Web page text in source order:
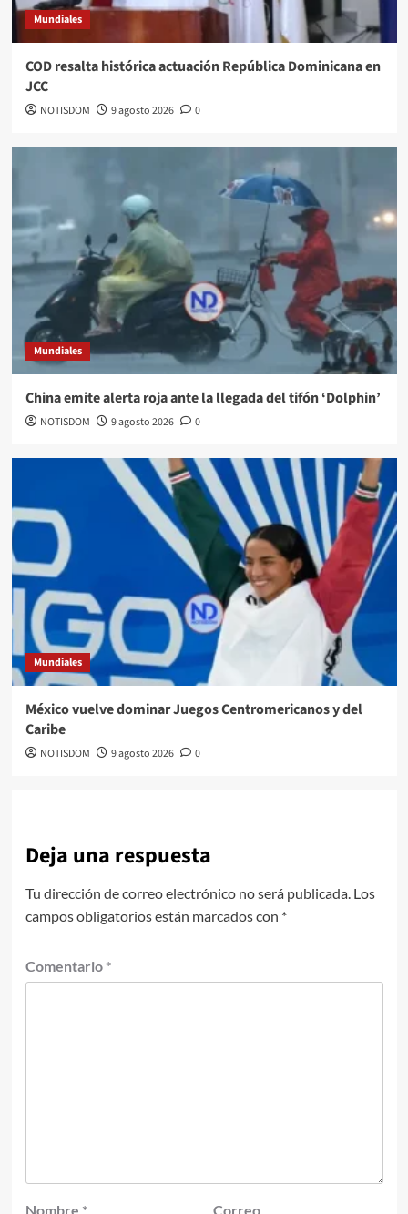
Mundiales
COD resalta histórica actuación República Dominicana en
JCC
NOTISDOM 9 agosto 2026 0
Mundiales
China emite alerta roja ante la llegada del tifón ‘Dolphin’
NOTISDOM 9 agosto 2026 0
Mundiales
México vuelve dominar Juegos Centromericanos y del
Caribe
NOTISDOM 9 agosto 2026 0
Deja una respuesta
Tu dirección de correo electrónico no será publicada. Los
campos obligatorios están marcados con *
Comentario *
Nombre *
Correo